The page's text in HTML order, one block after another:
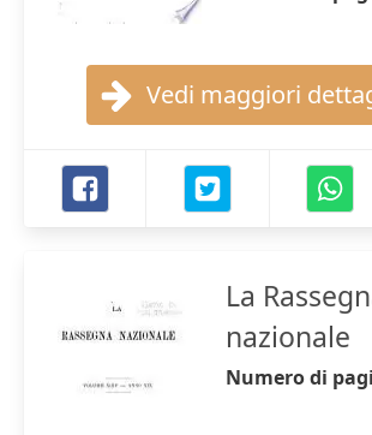
Vedi maggiori
La
nazionale
Numero di